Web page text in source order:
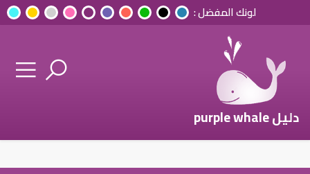
لونك المفضل :
دليل purple whale